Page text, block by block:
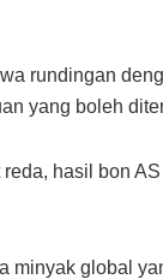
rundingan
yang boleh
hasil bon
minyak global